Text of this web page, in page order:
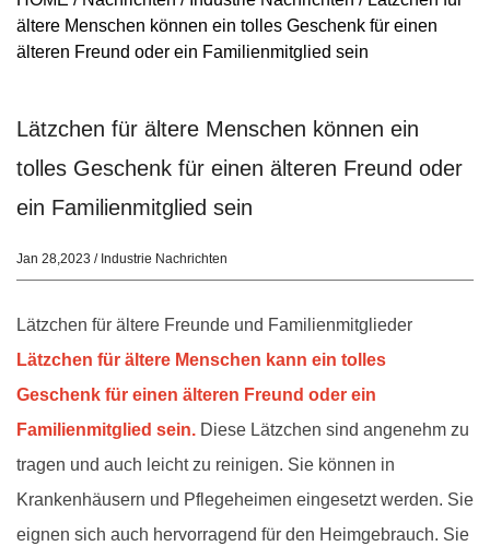
ältere Menschen können ein tolles Geschenk für einen
älteren Freund oder ein Familienmitglied sein
Lätzchen für ältere Menschen können ein
tolles Geschenk für einen älteren Freund oder
ein Familienmitglied sein
Jan 28,2023 / Industrie Nachrichten
Lätzchen für ältere Freunde und Familienmitglieder
Lätzchen für ältere Menschen kann ein tolles
Geschenk für einen älteren Freund oder ein
Familienmitglied sein. Diese Lätzchen sind angenehm zu
tragen und auch leicht zu reinigen. Sie können in
Krankenhäusern und Pflegeheimen eingesetzt werden. Sie
eignen sich auch hervorragend für den Heimgebrauch. Sie